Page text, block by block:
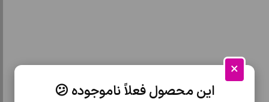
×
این محصول فعلاً ناموجوده 😕